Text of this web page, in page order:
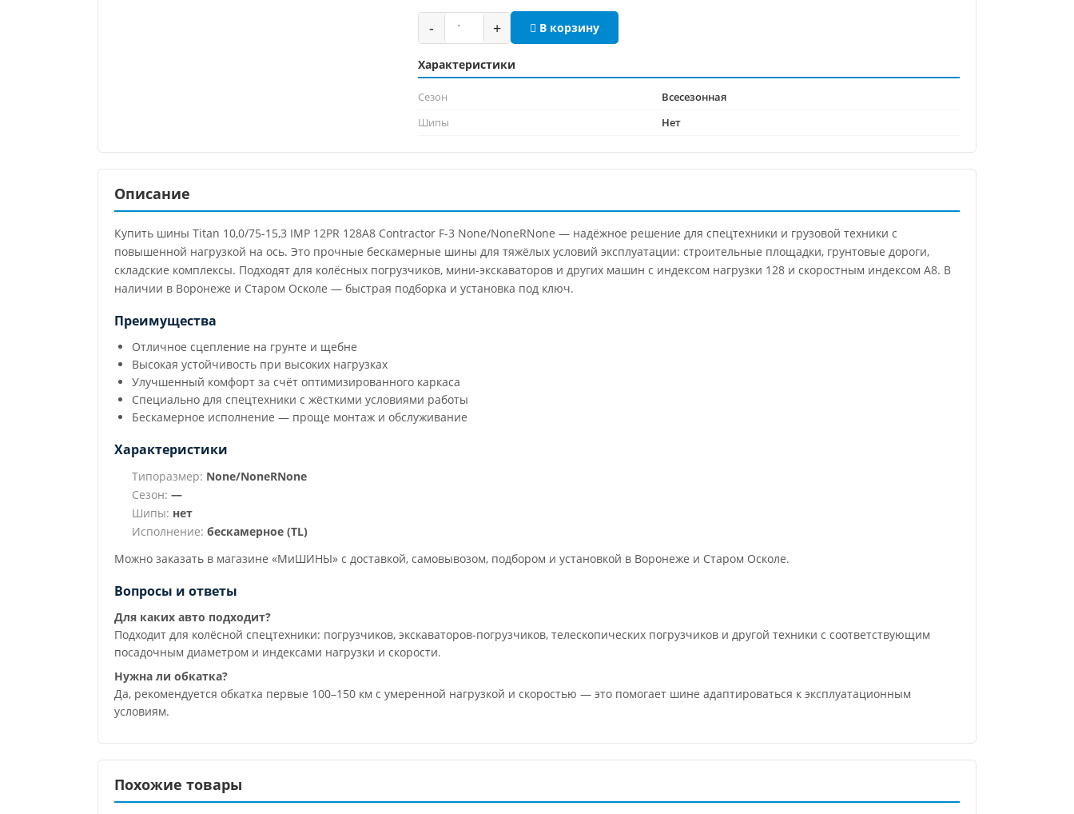
- + В корзину
Характеристики
Сезон
Всесезонная
Шипы
Нет
Описание
Купить шины Titan 10,0/75-15,3 IMP 12PR 128A8 Contractor F-3 None/NoneRNone — надёжное решение для спецтехники и грузовой техники с
повышенной нагрузкой на ось. Это прочные бескамерные шины для тяжёлых условий эксплуатации: строительные площадки, грунтовые дороги,
складские комплексы. Подходят для колёсных погрузчиков, мини-экскаваторов и других машин с индексом нагрузки 128 и скоростным индексом A8. В
наличии в Воронеже и Старом Осколе — быстрая подборка и установка под ключ.
Преимущества
Отличное сцепление на грунте и щебне
Высокая устойчивость при высоких нагрузках
Улучшенный комфорт за счёт оптимизированного каркаса
Специально для спецтехники с жёсткими условиями работы
Бескамерное исполнение — проще монтаж и обслуживание
Характеристики
Типоразмер: None/NoneRNone
Сезон: —
Шипы: нет
Исполнение: бескамерное (TL)
Можно заказать в магазине «МиШИНЫ» с доставкой, самовывозом, подбором и установкой в Воронеже и Старом Осколе.
Вопросы и ответы
Для каких авто подходит?
Подходит для колёсной спецтехники: погрузчиков, экскаваторов-погрузчиков, телескопических погрузчиков и другой техники с соответствующим
посадочным диаметром и индексами нагрузки и скорости.
Нужна ли обкатка?
Да, рекомендуется обкатка первые 100–150 км с умеренной нагрузкой и скоростью — это помогает шине адаптироваться к эксплуатационным
условиям.
Похожие товары